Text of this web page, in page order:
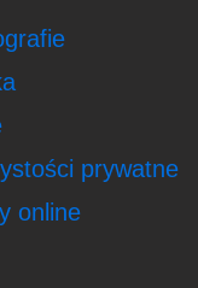
prywatne
online